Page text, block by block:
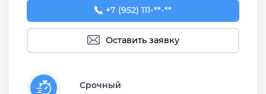
+7 (952) 111-10-99
+7 (952) 111-**-**
Оставить заявку
Срочный